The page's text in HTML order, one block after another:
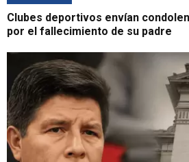
Clubes deportivos envían
por el fallecimiento de su padre